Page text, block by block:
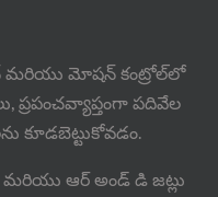
మరియు మోషన్ కంట్రోల్‌లో
పదివేల
కూడబెట్టుకోవడం.
మరియు ఆర్ అండ్ డి జట్లు